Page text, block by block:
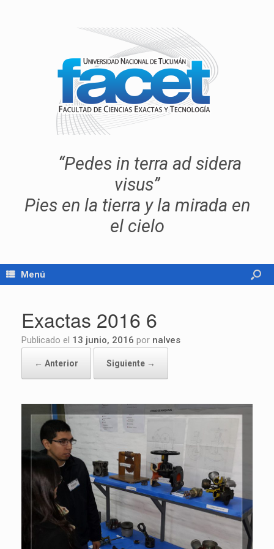
“Pedes in terra ad sidera
visus”
Pies en la tierra y la mirada en
el cielo
Menú
Exactas 2016 6
Publicado el 13 junio, 2016 por nalves
← Anterior Siguiente →